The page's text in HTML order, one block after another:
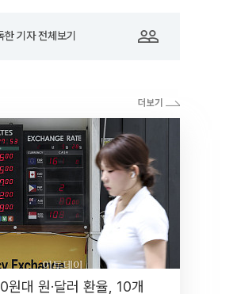
한 기자 전체보기
원대 원·달러 환율, 10개